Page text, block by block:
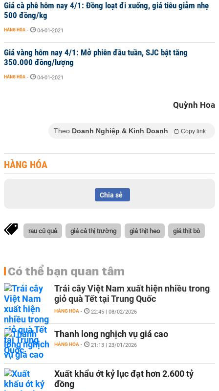
Giá cà phê hôm nay 4/1: Đồng loạt đi xuống, giá tiêu giảm nhẹ
500 đồng/kg
HÀNG HÓA - 04-01-2021
Giá vàng hôm nay 4/1: Mở phiên đầu tuần, SJC bật tăng
350.000 đồng/lượng
HÀNG HÓA - 04-01-2021
Quỳnh Hoa
Theo Doanh Nghiệp & Kinh Doanh Copy link
HÀNG HÓA
Chia sẻ
rau củ quả giá cả thị trường giá thịt heo giá thịt bò
Có thể bạn quan tâm
Trái cây Việt Nam xuất hiện nhiều trong
giỏ quà Tết tại Trung Quốc
HÀNG HÓA - 22:45 | 08/02/2026
Thanh long nghịch vụ giá cao
HÀNG HÓA - 21:13 | 23/01/2026
Xuất khẩu ớt kỷ lục đạt hơn 2.600 tỷ
đồng